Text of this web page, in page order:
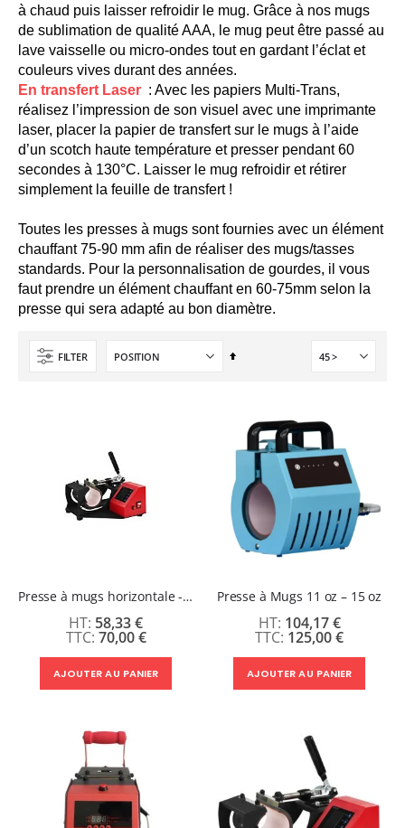
à chaud puis laisser refroidir le mug. Grâce à nos mugs
de sublimation de qualité AAA, le mug peut être passé au
lave vaisselle ou micro-ondes tout en gardant l’éclat et
couleurs vives durant des années.
En transfert Laser : Avec les papiers Multi-Trans,
réalisez l’impression de son visuel avec une imprimante
laser, placer la papier de transfert sur le mugs à l’aide
d’un scotch haute température et presser pendant 60
secondes à 130°C. Laisser le mug refroidir et rétirer
simplement la feuille de transfert !
Toutes les presses à mugs sont fournies avec un élément
chauffant 75-90 mm afin de réaliser des mugs/tasses
standards. Pour la personnalisation de gourdes, il vous
faut prendre un élément chauffant en 60-75mm selon la
presse qui sera adapté au bon diamètre.
FILTER
Par
Presse à mugs horizontale - Location 1 semaine
70,00 €
58,33 €
AJOUTER AU PANIER
Presse à Mugs 11 oz – 15 oz
125,00 €
104,17 €
AJOUTER AU PANIER